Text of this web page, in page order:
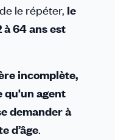
le répéter, le
à 64 ans est
incomplète,
qu'un agent
demander à
d’âge.